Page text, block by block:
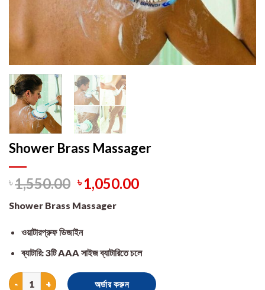
Shower Brass Massager
৳1,550.00 ৳ 1,050.00
Shower Brass Massager
ওয়াটারপ্রুফ ডিজাইন
ব্যাটারি: 3টি AAA সাইজ ব্যাটারিতে চলে
Shower Brass Massager quantity
অর্ডার করুন